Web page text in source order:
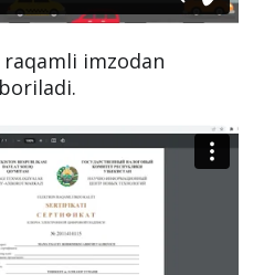
imzodan